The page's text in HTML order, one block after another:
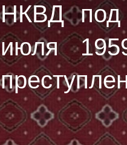
НКВД под
июля